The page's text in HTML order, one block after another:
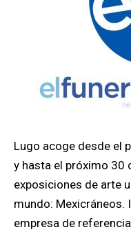
Lugo acoge desde el
y hasta el próximo 30
exposiciones de arte
mundo: Mexicráneos.
empresa de